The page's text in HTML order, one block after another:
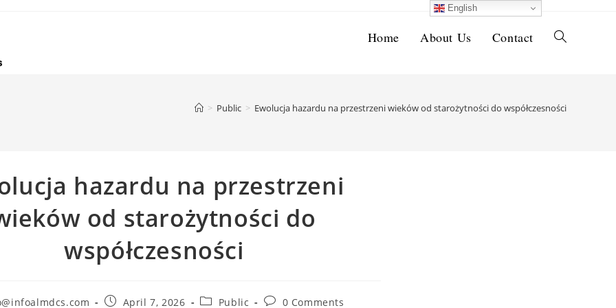
Home About Us Contact Toggle
> Public > Ewolucja hazardu na przestrzeni wieków od starożytności do współczesności
hazardu na przestrzeni
od starożytności do
współczesności
PostApril 7, 2026
PostPublic
Post0 Comments
English